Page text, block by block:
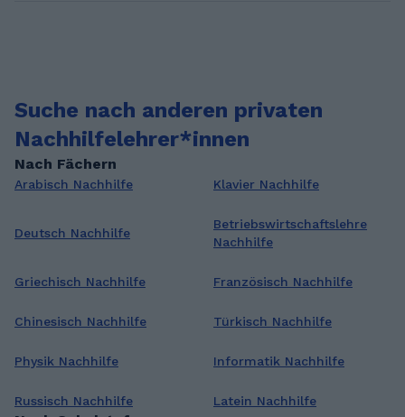
Suche nach anderen privaten
Nachhilfelehrer*innen
Nach Fächern
Arabisch Nachhilfe Klavier Nachhilfe
Deutsch Nachhilfe
Betriebswirtschaftslehre
Nachhilfe
Griechisch Nachhilfe Französisch Nachhilfe
Chinesisch Nachhilfe Türkisch Nachhilfe
Physik Nachhilfe Informatik Nachhilfe
Russisch Nachhilfe Latein Nachhilfe